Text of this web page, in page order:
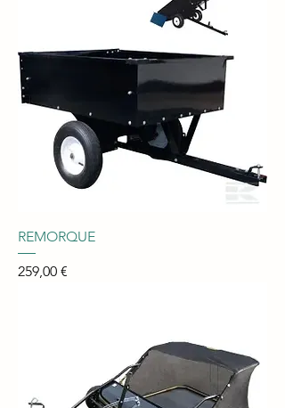
REMORQUE
Prix
259,00 €